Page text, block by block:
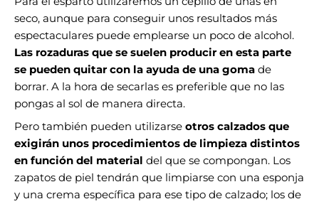
seco, aunque para conseguir unos resultados más
espectaculares puede emplearse un poco de alcohol.
Las rozaduras que se suelen producir en esta parte
se pueden quitar con la ayuda de una goma de
borrar. A la hora de secarlas es preferible que no las
pongas al sol de manera directa.
Pero también pueden utilizarse otros calzados que
exigirán unos procedimientos de limpieza distintos
en función del material del que se compongan. Los
zapatos de piel tendrán que limpiarse con una esponja
y una crema específica para ese tipo de calzado; los de